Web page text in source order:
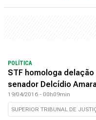
POLÍTICA
STF homologa
senador Delcídio
19/04/2016 - 00h09min
SUPERIOR TRIBUNAL DE